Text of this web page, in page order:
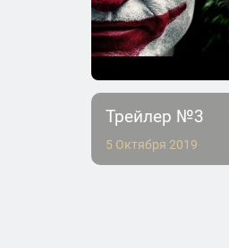
Трейлер №3
5 Октября 2019